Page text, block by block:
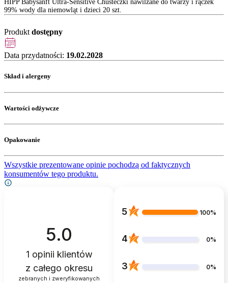
HIPP Babysanft Ultra-Sensitive Chusteczki nawilżane do twarzy i rączek
99% wody dla niemowląt i dzieci 20 szt.
Produkt dostępny
Data przydatności: 19.02.2028
Skład i alergeny
Wartości odżywcze
Opakowanie
Wszystkie prezentowane opinie pochodzą od faktycznych
konsumentów tego produktu.
5.0
1 opinii klientów
z całego okresu
zebranych i zweryfikowanych
5 100%
4 0%
3 0%